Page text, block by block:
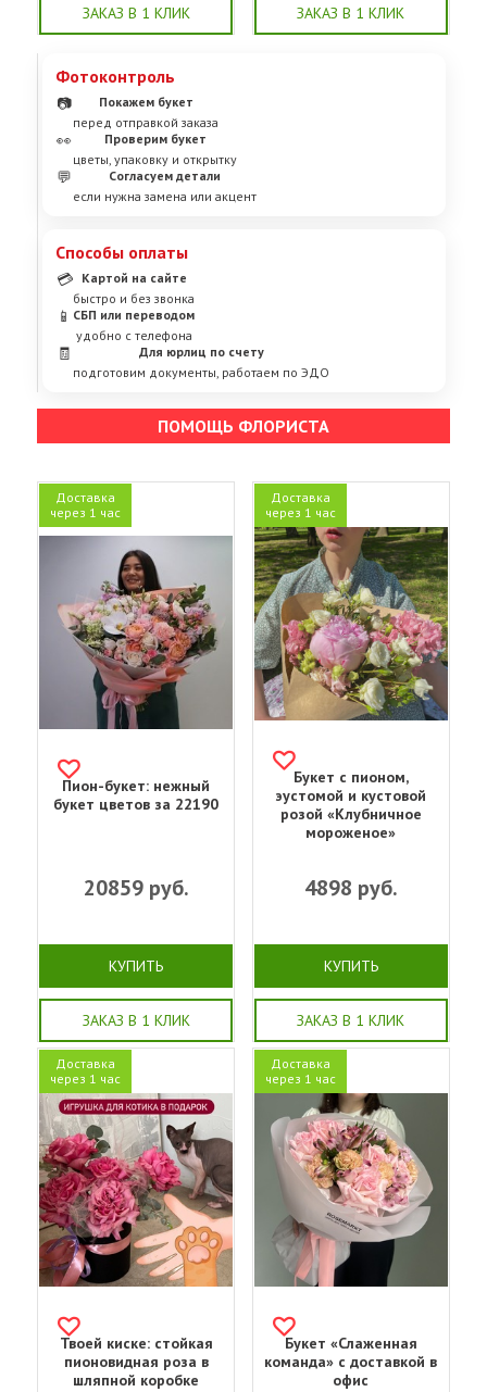
ЗАКАЗ В 1 КЛИК ЗАКАЗ В 1 КЛИК
Фотоконтроль
📷
Покажем букет
перед отправкой заказа
👀
Проверим букет
цветы, упаковку и открытку
💬
Согласуем детали
если нужна замена или акцент
Способы оплаты
💳
Картой на сайте
быстро и без звонка
📱 СБП или переводом
удобно с телефона
🧾
Для юрлиц по счету
подготовим документы, работаем по ЭДО
ПОМОЩЬ ФЛОРИСТА
Доставка
через 1 час
Пион-букет: нежный
букет цветов за 22190
20859руб.
КУПИТЬ
ЗАКАЗ В 1 КЛИК
Доставка
через 1 час
Букет с пионом,
эустомой и кустовой
розой «Клубничное
мороженое»
4898 руб.
КУПИТЬ
ЗАКАЗ В 1 КЛИК
Доставка
через 1 час
Твоей киске: стойкая
пионовидная роза в
шляпной коробке
Доставка
через 1 час
Букет «Слаженная
команда» с доставкой в
офис